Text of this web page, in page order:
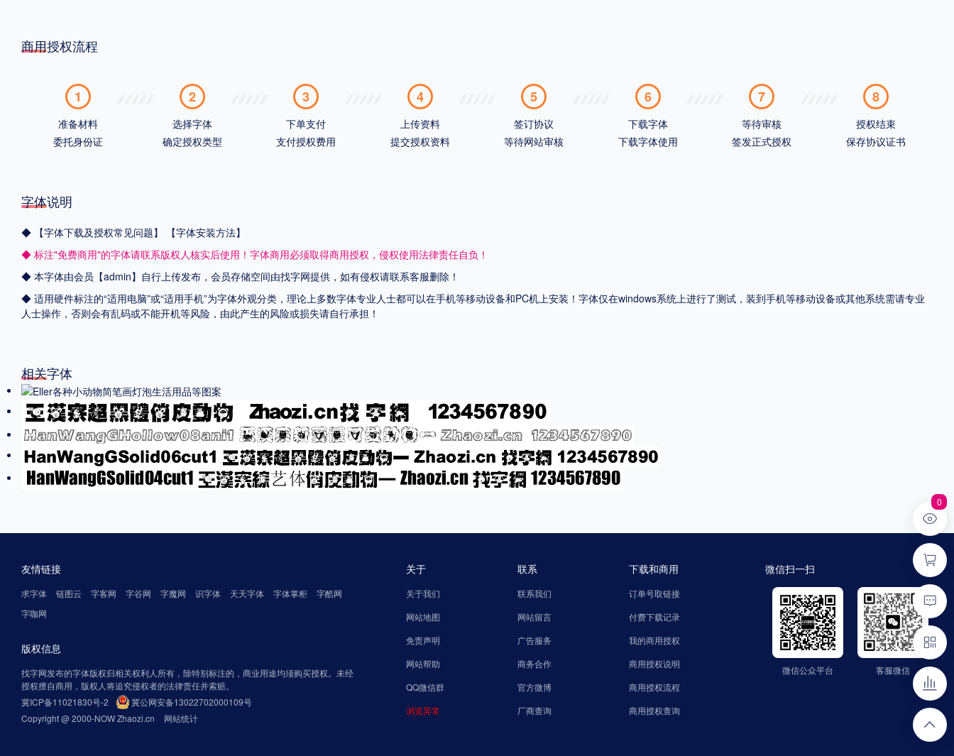
商用授权流程
1
准备材料
委托身份证
2
选择字体
确定授权类型
3
下单支付
支付授权费用
4
上传资料
提交授权资料
5
签订协议
等待网站审核
6
下载字体
下载字体使用
7
等待审核
签发正式授权
8
授权结束
保存协议证书
字体说明
◆ 【字体下载及授权常见问题】
【字体安装方法】
◆ 标注"免费商用"的字体请联系版权人核实后使用！字体商用必须取得商用授权，侵权使用法律责任自负！
◆ 本字体由会员【admin】自行上传发布，会员存储空间由找字网提供，如有侵权请联系客服删除！
◆ 适用硬件标注的“适用电脑”或“适用手机”为字体外观分类，理论上多数字体专业人士都可以在手机等移动设备和PC机上安装！字体仅在windows系统上进行了测试，装到手机等移动设备或其他系统需请专业
人士操作，否则会有乱码或不能开机等风险，由此产生的风险或损失请自行承担！
相关字体
友情链接
求字体 链图云 字客网 字谷网 字魔网 识字体 天天字体 字体掌柜
字酷网
字咖网
版权信息
找字网发布的字体版权归相关权利人所有，除特别标注的，商业用途均须购买授权。未经
授权擅自商用，版权人将追究侵权者的法律责任并索赔。
冀ICP备11021830号-2
冀公网安备13022702000109号
Copyright @ 2000-NOW Zhaozi.cn
网站统计
关于
关于我们
网站地图
免责声明
网站帮助
QQ微信群
浏览异常
联系
联系我们
网站留言
广告服务
商务合作
官方微博
厂商查询
下载和商用
订单号取链接
付费下载记录
我的商用授权
商用授权说明
商用授权流程
商用授权查询
微信扫一扫
微信公众平台 客服微信
0
微信公众平台
公众号：zhaozinet
客服微信
微信号：FindText